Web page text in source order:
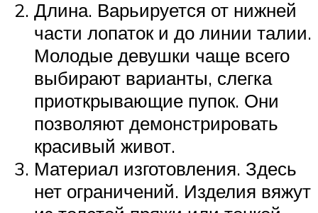
Длина. Варьируется от нижней
части лопаток и до линии талии.
Молодые девушки чаще всего
выбирают варианты, слегка
приоткрывающие пупок. Они
позволяют демонстрировать
красивый живот.
Материал изготовления. Здесь
нет ограничений. Изделия вяжут